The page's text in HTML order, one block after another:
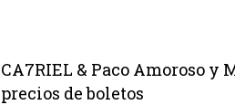
CA7RIEL & Paco Amoroso y
precios de boletos